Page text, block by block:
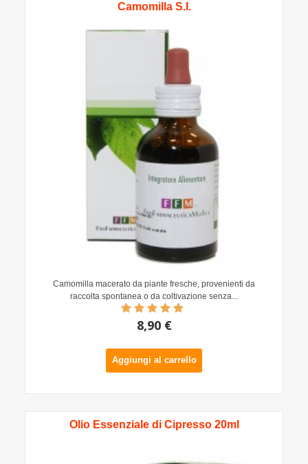
Camomilla S.I.
Camomilla macerato da piante fresche, provenienti da
raccolta spontanea o da coltivazione senza...
8,90 €
Aggiungi al carrello
Olio Essenziale di Cipresso 20ml